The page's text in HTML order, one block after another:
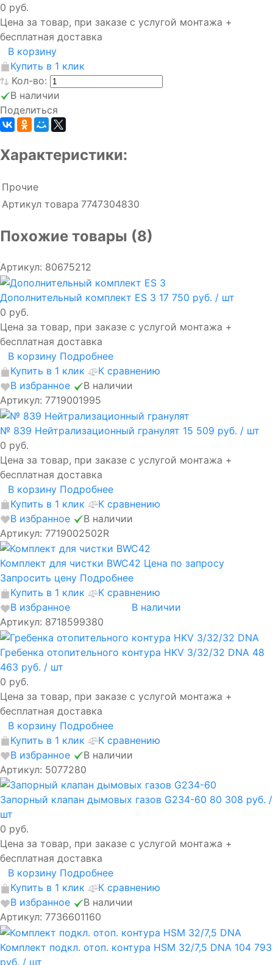
0 руб.
Цена за товар, при заказе с услугой монтажа +
бесплатная доставка
В корзину
Купить в 1 клик
Кол-во:
В наличии
Поделиться
Характеристики:
Прочие
Артикул товара 7747304830
Похожие товары (8)
Артикул: 80675212
Дополнительный комплект ES 3 17 750 руб. / шт
0 руб.
Цена за товар, при заказе с услугой монтажа +
бесплатная доставка
В корзину Подробнее
Купить в 1 клик
К сравнению
В избранное
В наличии
Артикул: 7719001995
№ 839 Нейтрализационный гранулят 15 509 руб. / шт
0 руб.
Цена за товар, при заказе с услугой монтажа +
бесплатная доставка
В корзину Подробнее
Купить в 1 клик
К сравнению
В избранное
В наличии
Артикул: 7719002502R
Комплект для чистки BWC42 Цена по запросу
Запросить цену Подробнее
Купить в 1 клик
К сравнению
В избранное
В наличии
Артикул: 8718599380
Гребенка отопительного контура HKV 3/32/32 DNA 48
463 руб. / шт
0 руб.
Цена за товар, при заказе с услугой монтажа +
бесплатная доставка
В корзину Подробнее
Купить в 1 клик
К сравнению
В избранное
В наличии
Артикул: 5077280
Запорный клапан дымовых газов G234-60 80 308 руб. /
шт
0 руб.
Цена за товар, при заказе с услугой монтажа +
бесплатная доставка
В корзину Подробнее
Купить в 1 клик
К сравнению
В избранное
В наличии
Артикул: 7736601160
Комплект подкл. отоп. контура HSM 32/7,5 DNA 104 793
руб. / шт